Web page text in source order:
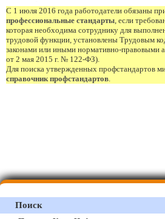
С 1 июля 2016 года работодатели обязаны
профессиональные стандарты, если
которая необходима сотруднику для
трудовой функции, установлены Трудовым
законами или иными нормативно-правовыми
от 2 мая 2015 г. № 122-ФЗ).
Для поиска утвержденных профстандартов
справочник профстандартов.
Поиск